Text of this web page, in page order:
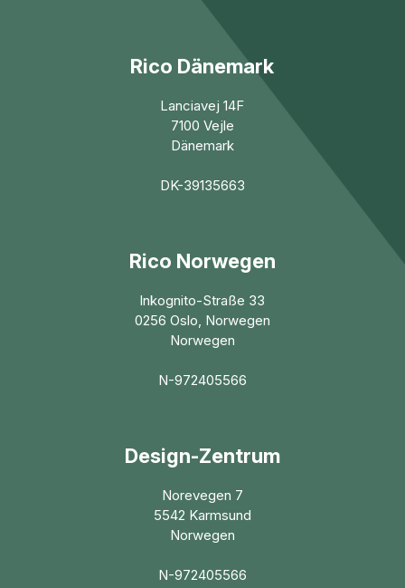
Rico Dänemark
Lanciavej 14F
7100 Vejle
Dänemark
DK-39135663
Rico Norwegen
Inkognito-Straße 33
0256 Oslo, Norwegen
Norwegen
N-972405566
Design-Zentrum
Norevegen 7
5542 Karmsund
Norwegen
N-972405566